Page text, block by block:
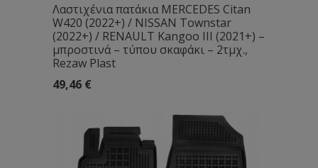
Λαστιχένια πατάκια MERCEDES Citan
W420 (2022+) / NISSAN Townstar
(2022+) / RENAULT Kangoo III (2021+) –
μπροστινά – τύπου σκαφάκι – 2τμχ.,
Rezaw Plast
49,46 €